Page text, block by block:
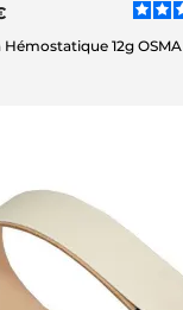
Hémostatique 12g OSMA